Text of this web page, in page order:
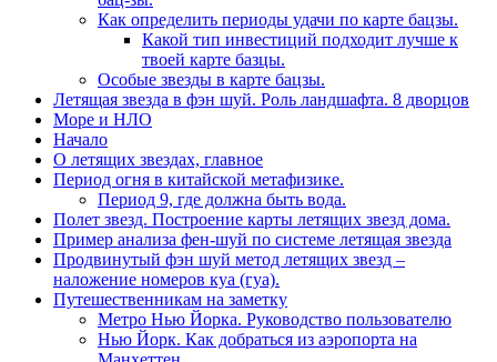
Как определить периоды удачи по карте бацзы.
Какой тип инвестиций подходит лучше к
твоей карте базцы.
Особые звезды в карте бацзы.
Летящая звезда в фэн шуй. Роль ландшафта. 8 дворцов
Море и НЛО
Начало
О летящих звездах, главное
Период огня в китайской метафизике.
Период 9, где должна быть вода.
Полет звезд. Построение карты летящих звезд дома.
Пример анализа фен-шуй по системе летящая звезда
Продвинутый фэн шуй метод летящих звезд –
наложение номеров куа (гуа).
Путешественникам на заметку
Метро Нью Йорка. Руководство пользователю
Нью Йорк. Как добраться из аэропорта на